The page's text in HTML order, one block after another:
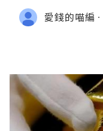
愛錢的喵編